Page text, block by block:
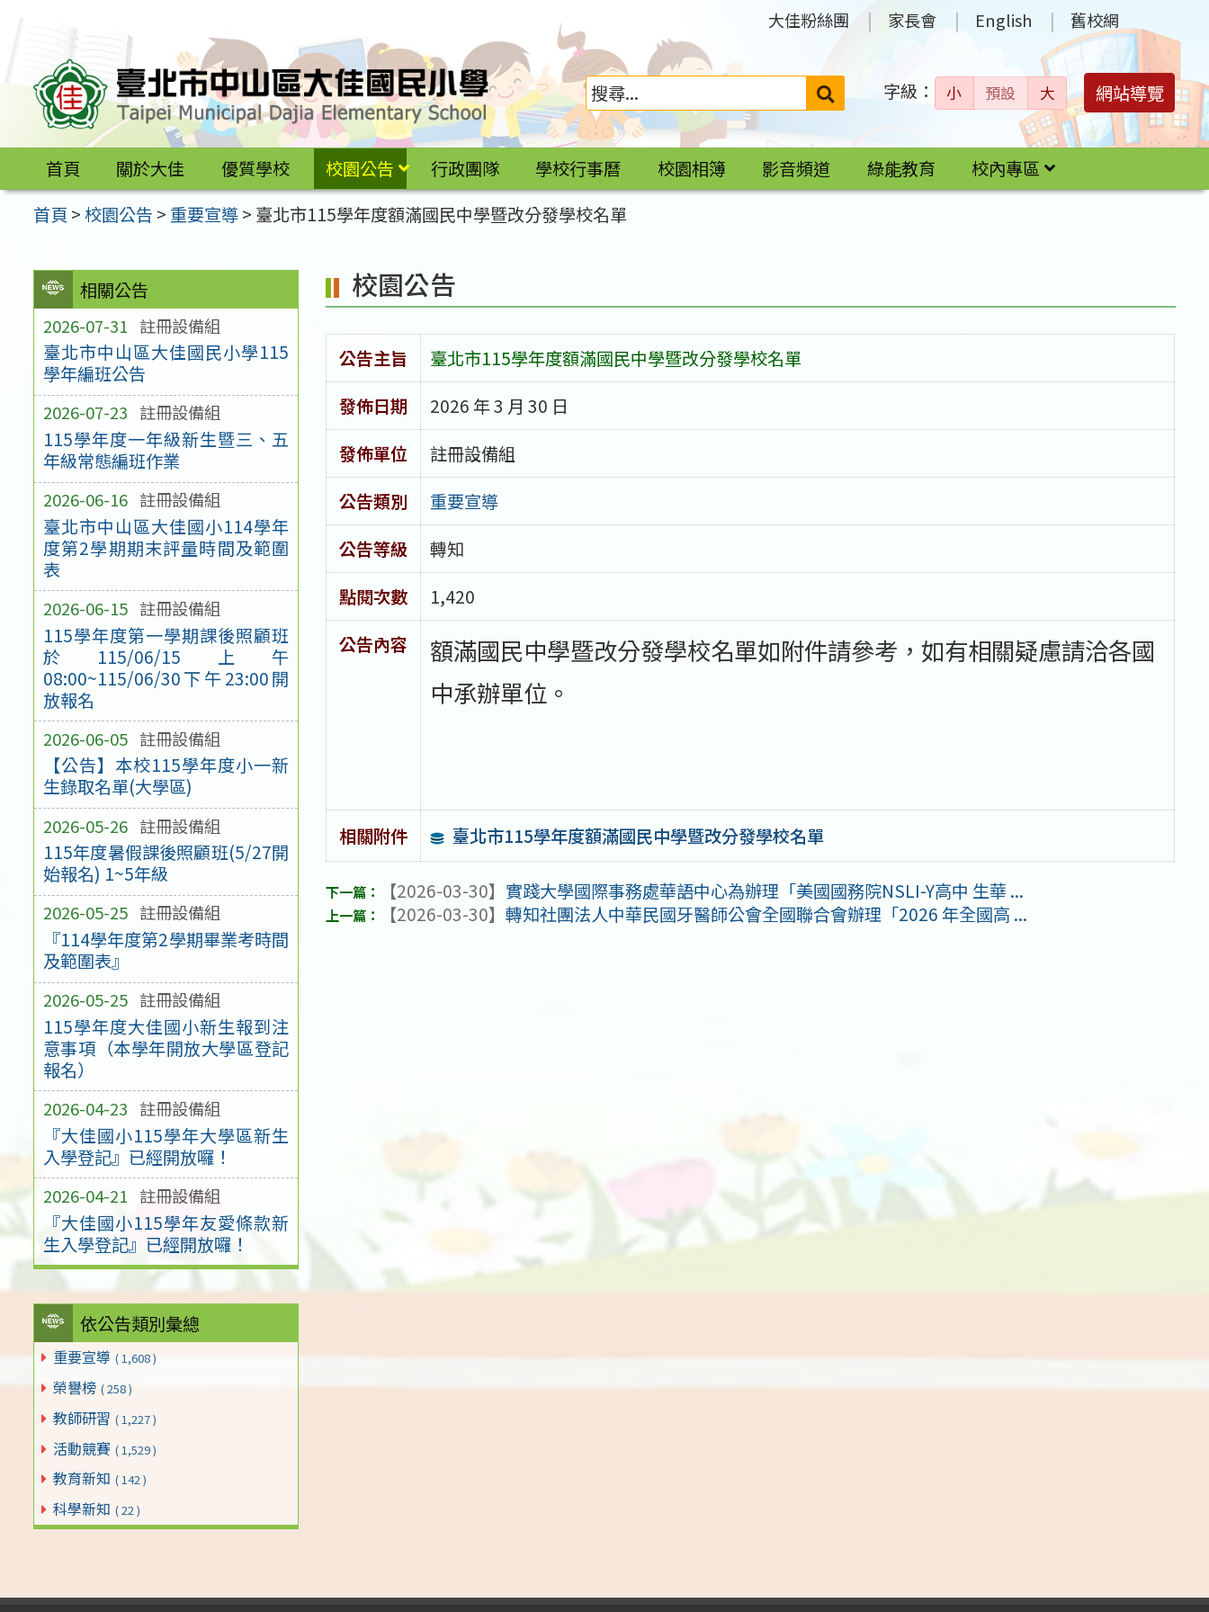
區
大佳粉絲團 家長會 English 舊校網
搜
字級： 小 預設 大 網站導覽
首頁 關於大佳 優質學校 校園公告 行政團隊 學校行事曆 校園相簿 影音頻道 綠能教育
校內專區
首頁 >校園公告 > 重要宣導> 臺北市115學年度額滿國民中學暨改分發學校名單
相關公告
2026-07-31 註冊設備組
臺北市中山區大佳國民小學115
學年編班公告
2026-07-23 註冊設備組
115學年度一年級新生暨三、五
年級常態編班作業
2026-06-16 註冊設備組
臺北市中山區大佳國小114學年
度第2學期期末評量時間及範圍
表
2026-06-15 註冊設備組
115學年度第一學期課後照顧班
於115/06/15上午
08:00~115/06/30下午23:00開
放報名
2026-06-05 註冊設備組
【公告】本校115學年度小一新
生錄取名單(大學區)
2026-05-26 註冊設備組
115年度暑假課後照顧班(5/27開
始報名) 1~5年級
2026-05-25 註冊設備組
『114學年度第2學期畢業考時間
及範圍表』
2026-05-25 註冊設備組
115學年度大佳國小新生報到注
意事項（本學年開放大學區登記
報名）
2026-04-23 註冊設備組
『大佳國小115學年大學區新生
入學登記』已經開放囉！
2026-04-21 註冊設備組
『大佳國小115學年友愛條款新
生入學登記』已經開放囉！
依公告類別彙總
重要宣導 ( 1,608 )
榮譽榜 ( 258 )
教師研習 ( 1,227 )
活動競賽 ( 1,529 )
教育新知 ( 142 )
科學新知 ( 22 )
校園公告
公告主旨
臺北市115學年度額滿國民中學暨改分發學校名單
發佈日期
2026 年 3 月 30 日
發佈單位
註冊設備組
公告類別
重要宣導
公告等級
轉知
點閱次數
1,420
公告內容
額滿國民中學暨改分發學校名單如附件請參考，如有相關疑慮請洽各國
中承辦單位。
相關附件 臺北市115學年度額滿國民中學暨改分發學校名單
【2026-03-30】 實踐大學國際事務處華語中心為辦理「美國國務院NSLI-Y高中 生華 ...
【2026-03-30】轉知社團法人中華民國牙醫師公會全國聯合會辦理「2026 年全國高 ...